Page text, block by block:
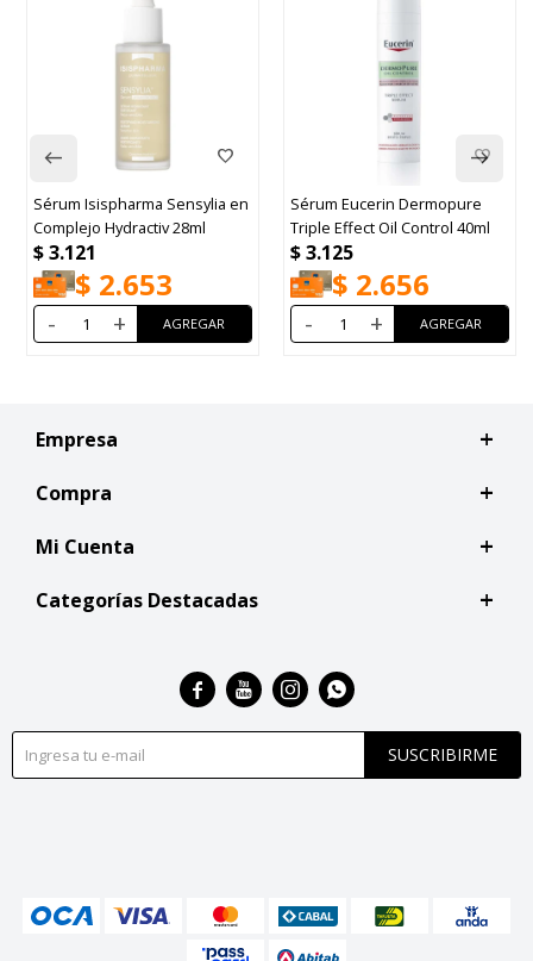
Sérum Isispharma Sensylia en
Complejo Hydractiv 28ml
$3.121
$ 2.653
- +
Sérum Eucerin Dermopure
Triple Effect Oil Control 40ml
$3.125
$ 2.656
- +
Empresa
Compra
Mi Cuenta
Categorías Destacadas
SUSCRIBIRME
   